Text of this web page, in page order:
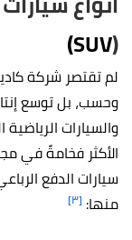
(
SUV)
لم تقتصر شركة
وحسب، بل توسع
والسيارات الرياضية
الأكثر فخامةً في
سيارات الدفع
منها: [٣]